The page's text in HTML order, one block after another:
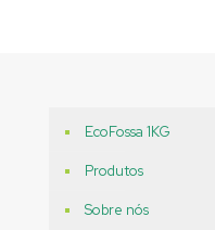
EcoFossa 1KG
Produtos
Sobre nós